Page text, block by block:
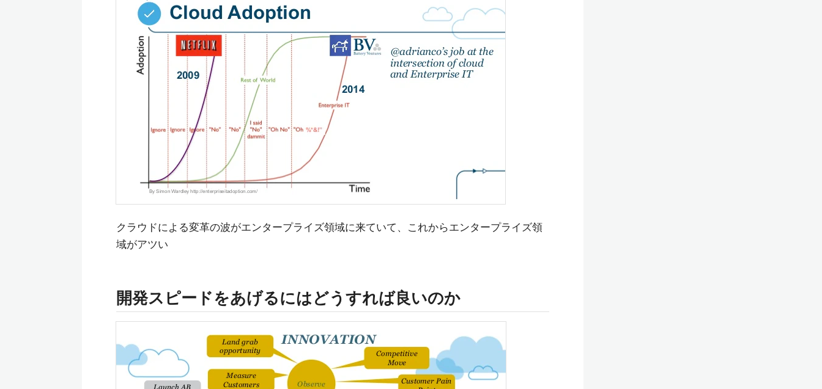
クラウドによる変革の波がエンタープライズ領域に来ていて、これからエンタープライズ領
域がアツい
開発スピードをあげるにはどうすれば良いのか